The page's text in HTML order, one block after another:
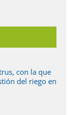
con la que
del riego en